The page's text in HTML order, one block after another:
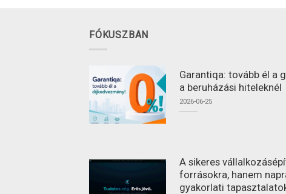
FÓKUSZBAN
Garantiqa: tovább él a
a beruházási hiteleknél
2026-06-25
A sikeres
forrásokra, hanem
gyakorlati